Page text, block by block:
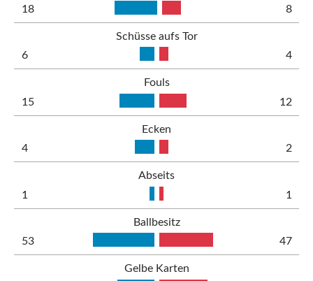
18
8
Schüsse aufs Tor
6
4
Fouls
15
12
Ecken
4
2
Abseits
1
1
Ballbesitz
53
47
Gelbe Karten